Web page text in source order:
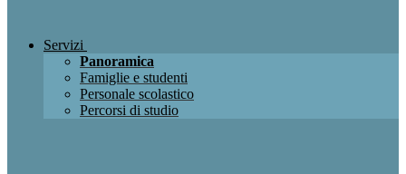
Servizi
Panoramica
Famiglie e studenti
Personale scolastico
Percorsi di studio